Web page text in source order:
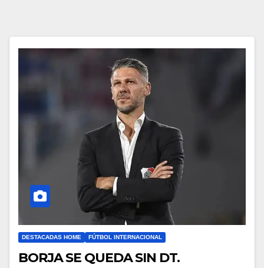
DESTACADAS HOME FÚTBOL INTERNACIONAL
BORJA SE QUEDA SIN DT.